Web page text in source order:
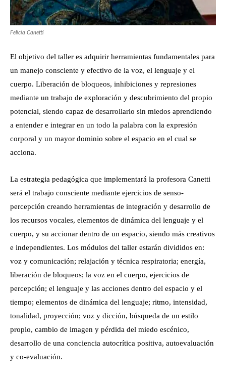
Felicia Canetti
El objetivo del taller es adquirir herramientas fundamentales para
un manejo consciente y efectivo de la voz, el lenguaje y el
cuerpo. Liberación de bloqueos, inhibiciones y represiones
mediante un trabajo de exploración y descubrimiento del propio
potencial, siendo capaz de desarrollarlo sin miedos aprendiendo
a entender e integrar en un todo la palabra con la expresión
corporal y un mayor dominio sobre el espacio en el cual se
acciona.
La estrategia pedagógica que implementará la profesora Canetti
será el trabajo consciente mediante ejercicios de senso-
percepción creando herramientas de integración y desarrollo de
los recursos vocales, elementos de dinámica del lenguaje y el
cuerpo, y su accionar dentro de un espacio, siendo más creativos
e independientes. Los módulos del taller estarán divididos en:
voz y comunicación; relajación y técnica respiratoria; energía,
liberación de bloqueos; la voz en el cuerpo, ejercicios de
percepción; el lenguaje y las acciones dentro del espacio y el
tiempo; elementos de dinámica del lenguaje; ritmo, intensidad,
tonalidad, proyección; voz y dicción, búsqueda de un estilo
propio, cambio de imagen y pérdida del miedo escénico,
desarrollo de una conciencia autocrítica positiva, autoevaluación
y co-evaluación.